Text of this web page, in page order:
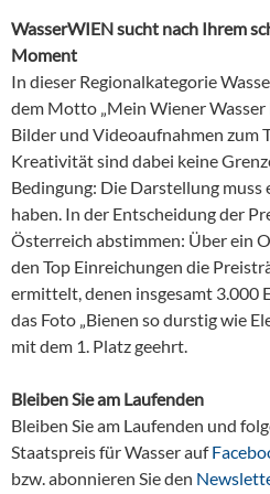
WasserWIEN sucht nach Ihrem
Moment
In dieser Regionalkategorie
dem Motto „Mein Wiener
Bilder und Videoaufnahmen zum
Kreativität sind dabei keine
Bedingung: Die Darstellung muss
haben. In der Entscheidung der
Österreich abstimmen: Über ein
den Top Einreichungen die
ermittelt, denen insgesamt 3.000
das Foto „Bienen so durstig wie
mit dem 1. Platz geehrt.
Bleiben Sie am Laufenden
Bleiben Sie am Laufenden und
Staatspreis für Wasser auf
bzw. abonnieren Sie den